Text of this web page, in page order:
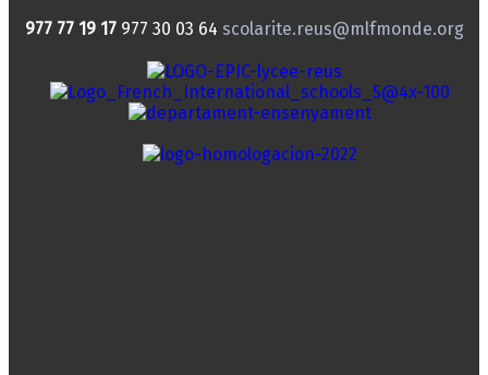
977 77 19 17 977 30 03 64 scolarite.reus@mlfmonde.org